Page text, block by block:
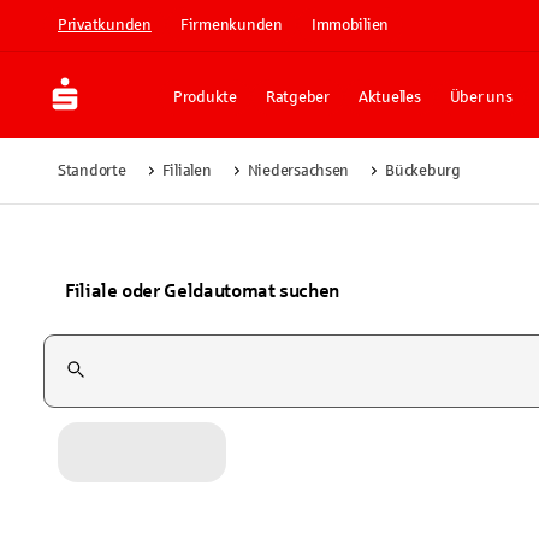
Privatkunden Firmenkunden Immobilien
Produkte Ratgeber Aktuelles Über uns
Standorte Filialen Niedersachsen Bückeburg
Filiale oder Geldautomat suchen
Suchfeld